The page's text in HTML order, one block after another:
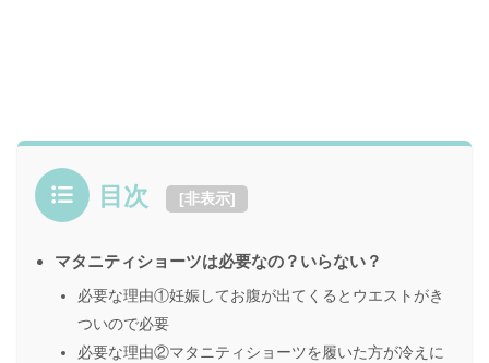
目次 [非表示]
マタニティショーツは必要なの？いらない？
必要な理由①妊娠してお腹が出てくるとウエストがき
ついので必要
必要な理由②マタニティショーツを履いた方が冷えに